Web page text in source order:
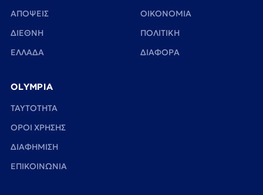
ΑΠΟΨΕΙΣ
ΔΙΕΘΝΗ
ΕΛΛΑΔΑ
ΟΙΚΟΝΟΜΙΑ
ΠΟΛΙΤΙΚΗ
ΔΙΑΦΟΡΑ
OLYMPIA
TAYTOTHTA
ΟΡΟΙ ΧΡΗΣΗΣ
ΔΙΑΦΗΜΙΣΗ
ΕΠΙΚΟΙΝΩΝΙΑ